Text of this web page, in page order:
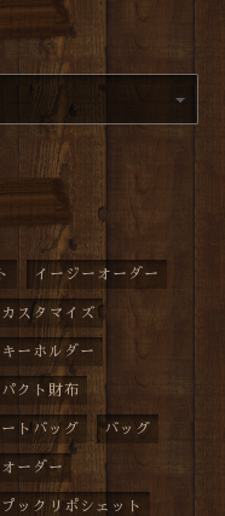
イージーオーダー
カスタマイズ
キーホルダー
クト財布
ートバッグ バッグ
ーダー
プックリポシェット